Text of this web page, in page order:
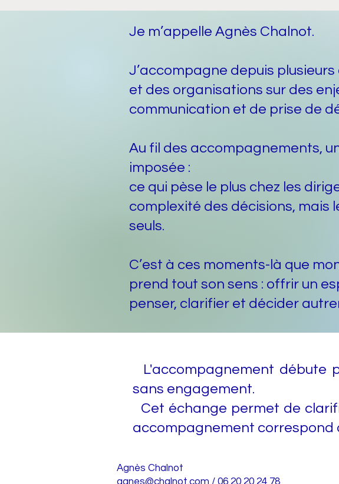
Je m’appelle Agnès Chalnot.
J’accompagne depuis
et des organisations sur des
communication et de prise de
Au fil des accompagnements,
imposée :
ce qui pèse le plus chez les
complexité des décisions, mais
seuls.
C’est à ces moments-là que
prend tout son sens : offrir un
penser, clarifier et décider
L'accompagnement débute
sans engagement.
Cet échange permet de
accompagnement correspond
Agnès Chalnot
agnes@chalnot.com / 06 20 20 24 78